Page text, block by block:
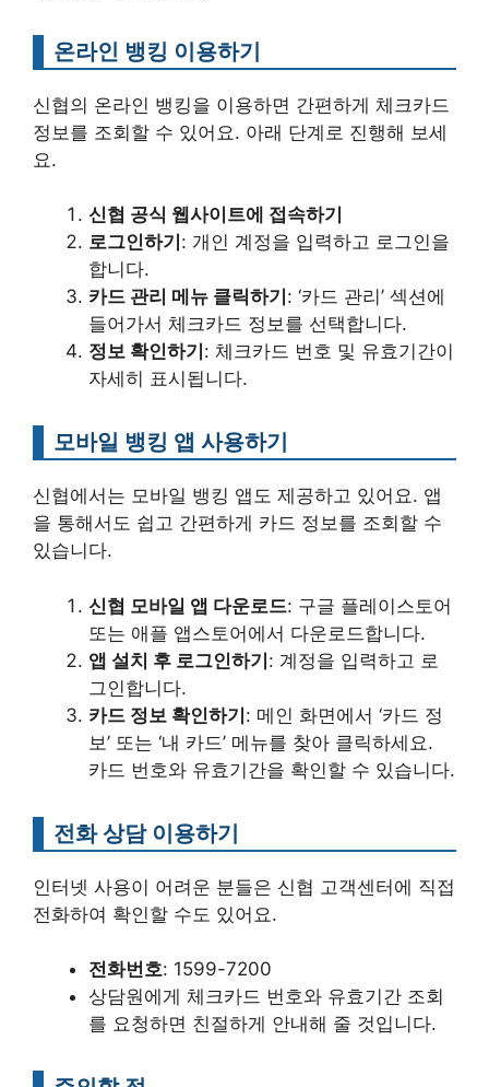
온라인 뱅킹 이용하기
신협의 온라인 뱅킹을 이용하면 간편하게 체크카드
정보를 조회할 수 있어요. 아래 단계로 진행해 보세
요.
신협 공식 웹사이트에 접속하기
로그인하기 : 개인 계정을 입력하고 로그인을
합니다.
카드 관리 메뉴 클릭하기 : ‘카드 관리’ 섹션에
들어가서 체크카드 정보를 선택합니다.
정보 확인하기 : 체크카드 번호 및 유효기간이
자세히 표시됩니다.
모바일 뱅킹 앱 사용하기
신협에서는 모바일 뱅킹 앱도 제공하고 있어요. 앱
을 통해서도 쉽고 간편하게 카드 정보를 조회할 수
있습니다.
신협 모바일 앱 다운로드: 구글 플레이스토어
또는 애플 앱스토어에서 다운로드합니다.
앱 설치 후 로그인하기: 계정을 입력하고 로
그인합니다.
카드 정보 확인하기: 메인 화면에서 ‘카드 정
보’ 또는 ‘내 카드’ 메뉴를 찾아 클릭하세요.
카드 번호와 유효기간을 확인할 수 있습니다.
전화 상담 이용하기
인터넷 사용이 어려운 분들은 신협 고객센터에 직접
전화하여 확인할 수도 있어요.
전화번호: 1599-7200
상담원에게 체크카드 번호와 유효기간 조회
를 요청하면 친절하게 안내해 줄 것입니다.